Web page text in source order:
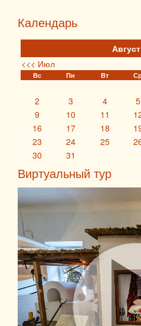
Календарь
<<< Июл
Вс Пн Вт
2
3 4 5
9
10 11
16
17 18
23
24 25
30
31
Виртуальный тур